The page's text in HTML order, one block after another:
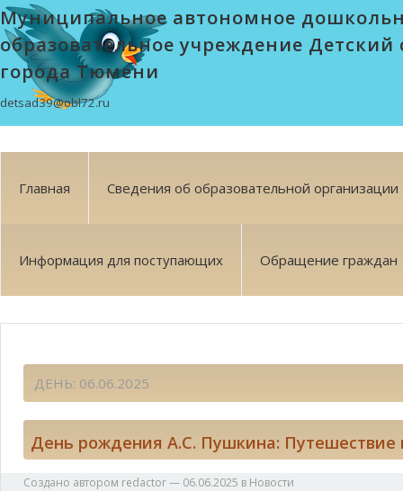
Муниципальное автономное
образовательное учреждение Детский
города Тюмени
detsad39@obl72.ru
Главная Сведения об образовательной организации
Информация для поступающих Обращение граждан
ДЕНЬ: 06.06.2025
День рождения А.С. Пушкина: Путешествие
Создано автором redactor— 06.06.2025 в Новости